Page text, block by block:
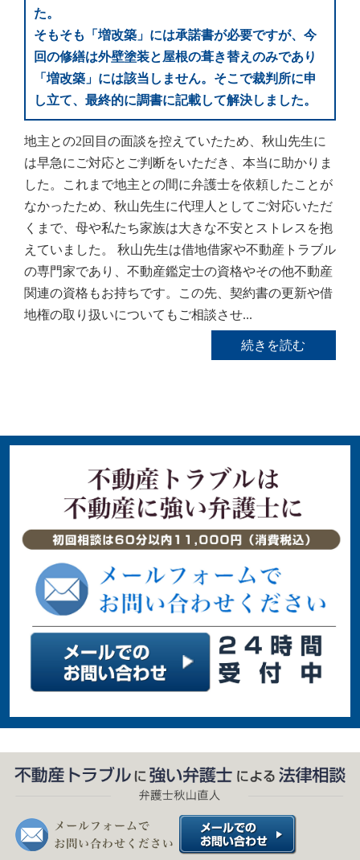
た。
そもそも「増改築」には承諾書が必要ですが、今
回の修繕は外壁塗装と屋根の葺き替えのみであり
「増改築」には該当しません。そこで裁判所に申
し立て、最終的に調書に記載して解決しました。
地主との2回目の面談を控えていたため、秋山先生に
は早急にご対応とご判断をいただき、本当に助かりま
した。これまで地主との間に弁護士を依頼したことが
なかったため、秋山先生に代理人としてご対応いただ
くまで、母や私たち家族は大きな不安とストレスを抱
えていました。 秋山先生は借地借家や不動産トラブル
の専門家であり、不動産鑑定士の資格やその他不動産
関連の資格もお持ちです。この先、契約書の更新や借
地権の取り扱いについてもご相談させ...
続きを読む